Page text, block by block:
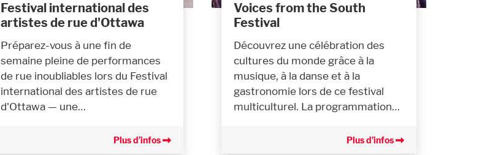
Festival international des
artistes de rue d'Ottawa
Préparez-vous à une fin de
semaine pleine de performances
de rue inoubliables lors du Festival
international des artistes de rue
d'Ottawa — une…
Plus d’infos
Voices from the South
Festival
Découvrez une célébration des
cultures du monde grâce à la
musique, à la danse et à la
gastronomie lors de ce festival
multiculturel. La programmation…
Plus d’infos